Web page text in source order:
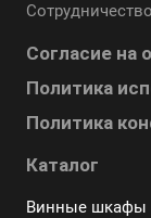
Согласие на
Политика
Политика
Каталог
Винные шкафы